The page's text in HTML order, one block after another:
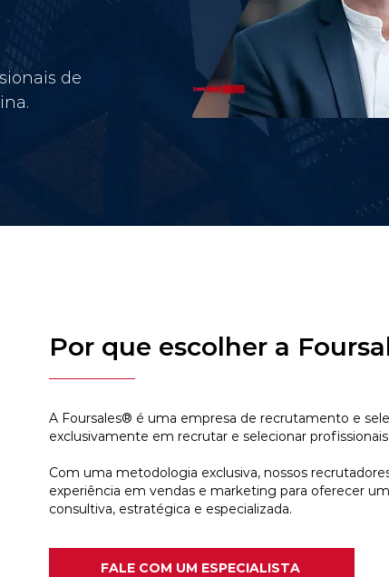
de
Por que escolher a
A Foursales® é uma empresa de recrutamento e
exclusivamente em recrutar e selecionar
Com uma metodologia exclusiva, nossos
experiência em vendas e marketing para oferecer
consultiva, estratégica e especializada.
FALE COM UM ESPECIALISTA